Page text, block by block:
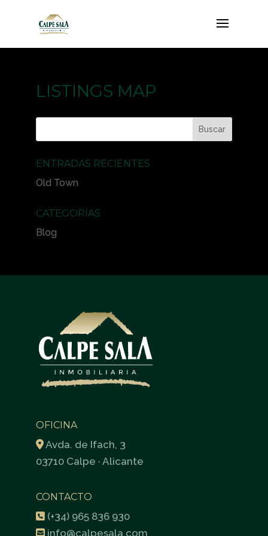
LISTINGS MAP
ENTRADAS RECIENTES
Old Town
CATEGORÍAS
Blog
OFICINA
Avda. de Ifach, 3
03710 Calpe · Alicante
CONTACTO
(+34) 965 836 930
info@calpesala.com